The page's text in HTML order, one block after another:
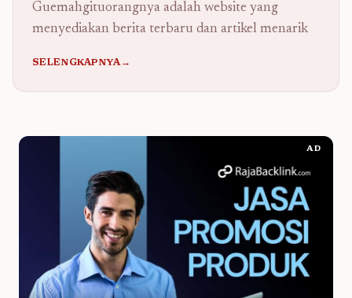
Guemahgituorangnya adalah website yang
menyediakan berita terbaru dan artikel menarik
SELENGKAPNYA→
AD